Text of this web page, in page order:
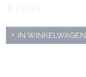
€ 135,99
IN WINKELWAGEN